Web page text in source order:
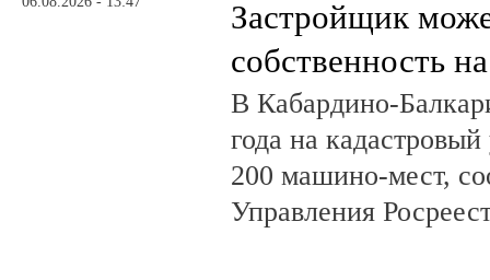
Застройщик
собственность
В Кабардино-
года на
200 машино-мест,
Управления